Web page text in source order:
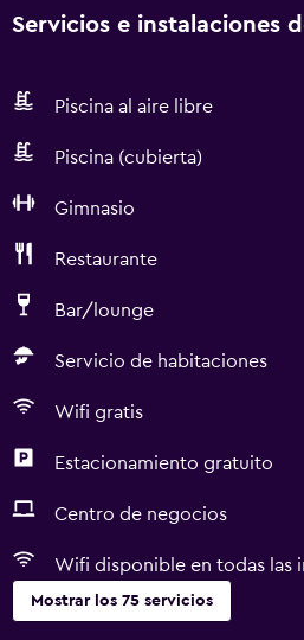
Servicios e instalaciones
Piscina al aire libre
Piscina (cubierta)
Gimnasio
Restaurante
Bar/lounge
Servicio de habitaciones
Wifi gratis
Estacionamiento gratuito
Centro de negocios
Wifi disponible en todas las
Mostrar los 75 servicios